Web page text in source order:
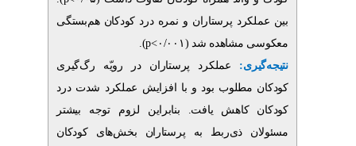
پرستاران و نمره درد کودکان هم‌بستگی
شد (۰/۰۰۱>
p
).
عملکرد پرستاران در رویّه‌ رگ گیری
مطلوب بود و با افزایش عملکرد شدت درد
کاهش یافت. بنابراین لزوم توجه بیشتر
ذی‌ربط به پرستاران بخشهای کودکان